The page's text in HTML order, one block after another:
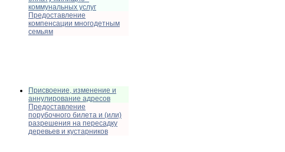
коммунальных услуг
Предоставление
компенсации многодетным
семьям
Присвоение, изменение и
аннулирование адресов
Предоставление
порубочного билета и (или)
разрешения на пересадку
деревьев и кустарников